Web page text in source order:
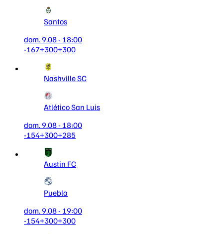
Santos
dom. 9.08 - 18:00
-167+300+300
Nashville SC
Atlético San Luis
dom. 9.08 - 18:00
-154+300+285
Austin FC
Puebla
dom. 9.08 - 19:00
-154+300+300